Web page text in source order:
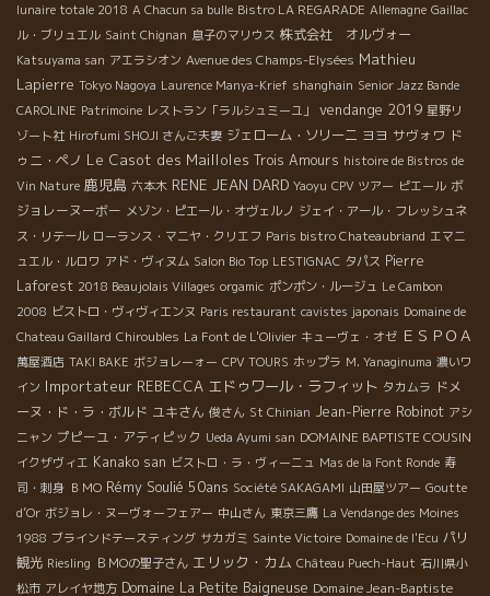
lunaire totale 2018 A Chacun sa bulle Bistro LA REGARADE Allemagne Gaillac
ル・ブリュエル Saint Chignan 息子のマリウス 株式会社 オルヴォー
Katsuyama san アエラシオン Avenue des Champs-Elysées Mathieu
Lapierre Tokyo Nagoya Laurence Manya-Krief shanghain Senior Jazz Bande
CAROLINE Patrimoine レストラン「ラルシュミーユ」 vendange 2019 星野リ
ゾート社 Hirofumi SHOJI さんご夫妻 ジェローム・ソリーニ ヨヨ サヴォワ ド
ゥニ・ペノ Le Casot des Mailloles Trois Amours histoire de Bistros de
Vin Nature 鹿児島 六本木 RENE JEAN DARD Yaoyu CPV ツアー ピエール ボ
ジョレーヌーボー メゾン・ピエール・オヴェルノ ジェイ・アール・フレッシュネ
ス・リテール ローランス・マニヤ・クリエフ Paris bistro Chateaubriand エマニ
ュエル・ルロワ アド・ヴィヌム Salon Bio Top LESTIGNAC タパス Pierre
Laforest 2018 Beaujolais Villages orgamic ポンポン・ルージュ Le Cambon
2008 ビストロ・ヴィヴィエンヌ Paris restaurant cavistes japonais Domaine de
Chateau Gaillard Chiroubles La Font de L'Olivier キューヴェ・オゼ ＥＳＰＯＡ
萬屋酒店 TAKI BAKE ボジョレーォー CPV TOURS ホップラ M. Yanaginuma 濃いワ
イン Importateur REBECCA エドゥワール・ラフィット タカムラ ドメ
ーヌ・ド・ラ・ボルド ユキさん 俊さん St Chinian Jean-Pierre Robinot アシ
ニャン プピーユ・アティピック Ueda Ayumi san DOMAINE BAPTISTE COUSIN
イクザヴィエ Kanako san ビストロ・ラ・ヴィーニュ Mas de la Font Ronde 寿
司・刺身 ＢＭО Rémy Soulié 50ans Société SAKAGAMI 山田屋ツアー Goutte
d’Or ボジョレ・ヌーヴォーフェアー 中山さん 東京三鷹 La Vendange des Moines
1988 ブラインドテースティング サカガミ Sainte Victoire Domaine de l'Ecu パリ
観光 Riesling ＢＭОの聖子さん エリック・カム Château Puech-Haut 石川県小
松市 アレイヤ地方 Domaine La Petite Baigneuse Domaine Jean-Baptiste